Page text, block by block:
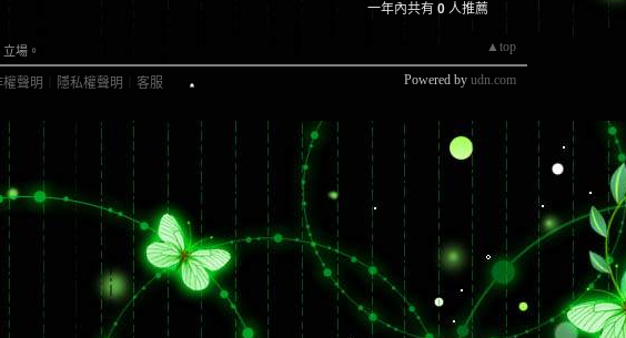
一年內共有 0 人推薦
▲top
場。
聲明 隱私權聲明 客服 Powered by udn.com